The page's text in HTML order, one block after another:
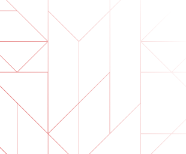
KI-Tools, integriert in Ihre Prozesse.
fertigen Produkt — Design,
und Risikoidentifikation in Ihrer
oder Rettung eines Projekts, das aus